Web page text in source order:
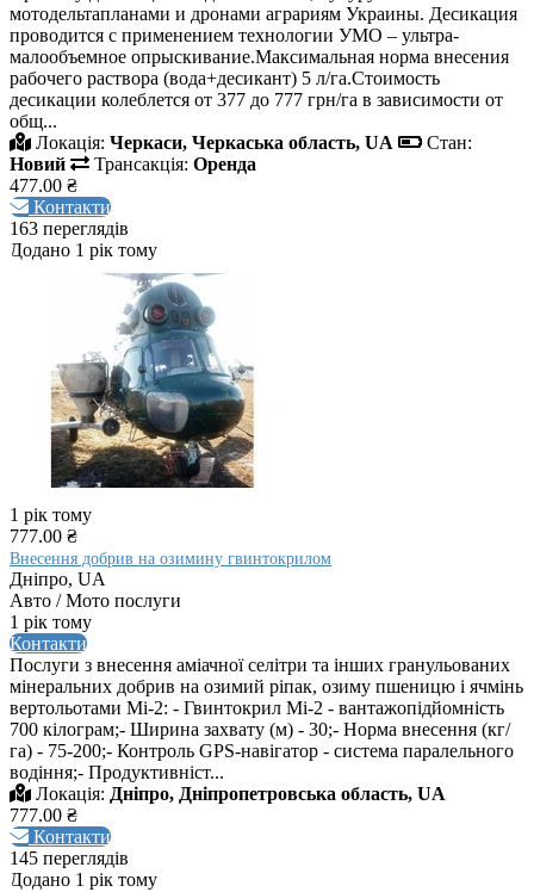
мотодельтапланами и дронами аграриям Украины. Десикация
проводится с применением технологии УМО – ультра-
малообъемное опрыскивание.Максимальная норма внесения
рабочего раствора (вода+десикант) 5 л/га.Стоимость
десикации колеблется от 377 до 777 грн/га в зависимости от
общ...
Локація: Черкаси, Черкаська область, UA
Стан:
Новий
Трансакція: Оренда
477.00 ₴
Контакти
163 переглядів
Додано 1 рік тому
1 рік тому
777.00 ₴
Внесення добрив на озимину гвинтокрилом
Дніпро, UA
Авто / Мото послуги
1 рік тому
Контакти
Послуги з внесення аміачної селітри та інших гранульованих
мінеральних добрив на озимий ріпак, озиму пшеницю і ячмінь
вертольотами Мі-2: - Гвинтокрил Мі-2 - вантажопідйомність
700 кілограм;- Ширина захвату (м) - 30;- Норма внесення (кг/
га) - 75-200;- Контроль GPS-навігатор - система паралельного
водіння;- Продуктивніст...
Локація: Дніпро, Дніпропетровська область, UA
777.00 ₴
Контакти
145 переглядів
Додано 1 рік тому